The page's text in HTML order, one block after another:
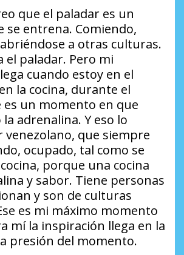
que el paladar es un
se entrena. Comiendo,
a otras culturas.
el paladar. Pero mi
cuando estoy en el
la cocina, durante el
es un momento en que
adrenalina. Y eso lo
venezolano, que siempre
ocupado, tal como se
porque una cocina
y sabor. Tiene personas
y son de culturas
es mi máximo momento
mí la inspiración llega en la
presión del momento.